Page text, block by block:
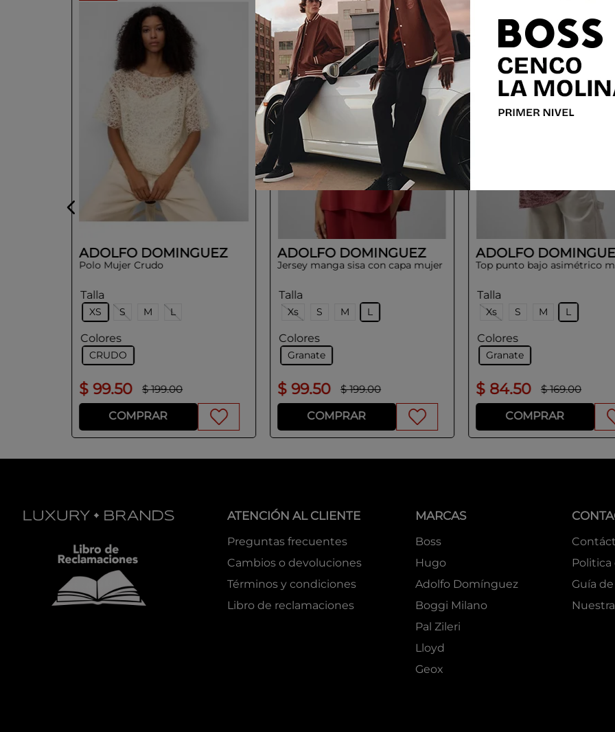
ADOLFO DOMINGUEZ
Polo Mujer Crudo
Talla
XS S M L
Colores
CRUDO
$ 99.50 $ 199.00
COMPRAR
SALE
ADOLFO DOMINGUEZ
Jersey manga sisa con capa mujer
Talla
Xs S M L
Colores
Granate
$ 99.50 $ 199.00
COMPRAR
ADOLFO
Top punto bajo asimétrico
Talla
Xs S M L
Colores
Granate
$ 84.50 $ 169.00
COMPRAR
ATENCIÓN AL CLIENTE
Preguntas frecuentes
Cambios o devoluciones
Términos y condiciones
Libro de reclamaciones
MARCAS
Boss
Hugo
Adolfo Domínguez
Boggi Milano
Pal Zileri
Lloyd
Geox
Guía